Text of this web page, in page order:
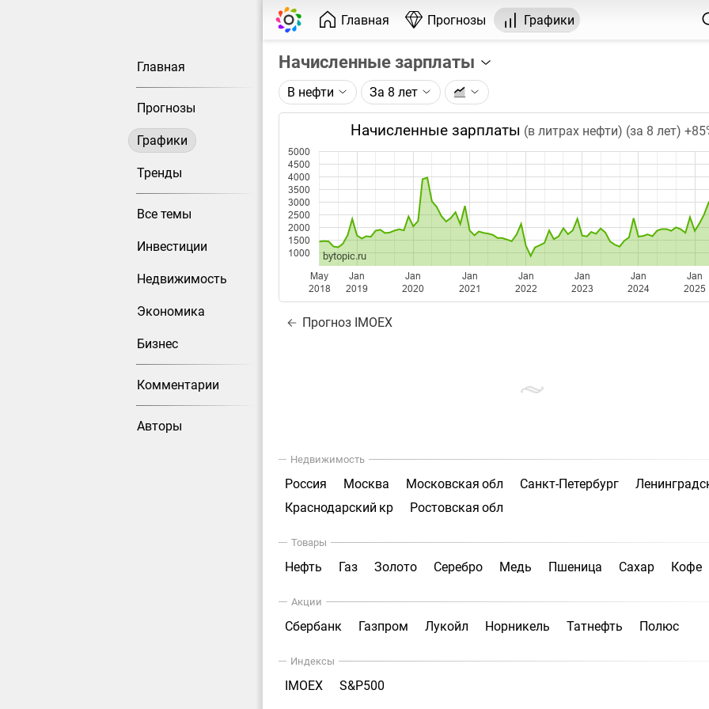
Главная Прогнозы Графики
Главная
Прогнозы
Графики
Тренды
Все темы
Инвестиции
Недвижимость
Экономика
Бизнес
Комментарии
Авторы
Начисленные зарплаты
Описание графика:
Среднемесячная номинальная начисленная заработная плата (ФОТ)
работников в целом по экономике по данным Росстата.
Каждая точка на графике - среднее значение за месяц. Таймфрейм
меняется при изменении глубины графика.
Данные добавляются ежемесячно после официальной публикации
В нефти За 8 лет
Начисленные зарплаты (в литрах нефти) (за 8 лет)
Jan
2019
Jan
2020
Jan
2021
Jan
2022
Jan
2023
Jan
2024
Jan
2025
May
2018
1000
1500
2000
2500
3000
3500
4000
4500
5000
bytopic.ru
Прогноз IMOEX
Недвижимость
Россия Москва Московская обл Санкт-Петербург
Краснодарский кр
Ростовская обл
Товары
Нефть Газ Золото Серебро Медь Пшеница Сахар Кофе
Акции
Сбербанк Газпром Лукойл Норникель Татнефть Полюс
Индексы
IMOEX S&P500